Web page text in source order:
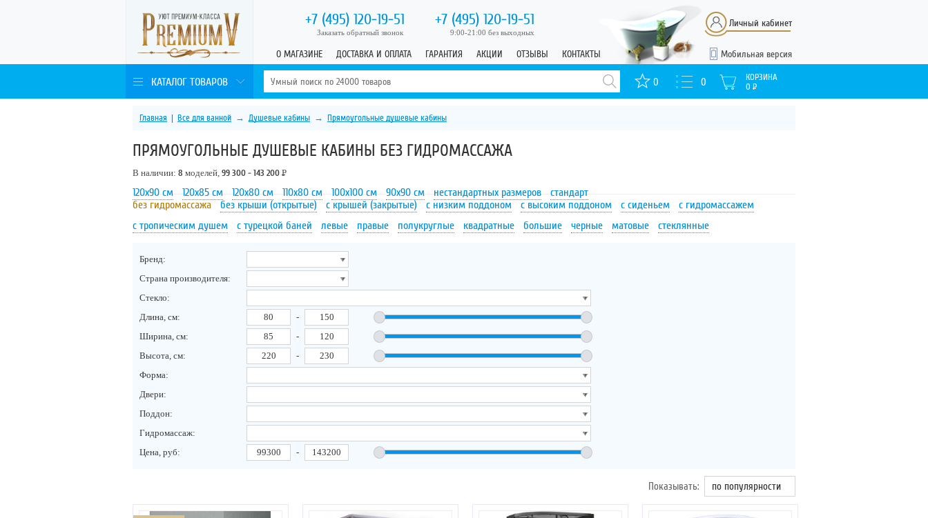
+7 (495) 120-19-51 +7 (495) 120-19-51
Заказать обратный звонок 9:00-21:00 без выходных
О МАГАЗИНЕ ДОСТАВКА И ОПЛАТА ГАРАНТИЯ АКЦИИ ОТЗЫВЫ КОНТАКТЫ Мобильная версия
Личный кабинет
КАТАЛОГ ТОВАРОВ 0 0
КОРЗИНА
0 Р
Главная | Все для ванной → Душевые кабины → Прямоугольные душевые кабины
ПРЯМОУГОЛЬНЫЕ ДУШЕВЫЕ КАБИНЫ БЕЗ ГИДРОМАССАЖА
В наличии: 8 моделей, 99 300 - 143 200 Р
120х90 см 120х85 см 120х80 см 110х80 см 100х100 см 90х90 см нестандартных размеров
стандарт
без гидромассажа
без крыши (открытые) с крышей (закрытые) с низким поддоном с высоким поддоном с сиденьем
с гидромассажем
с тропическим душем
с турецкой баней левые правые полукруглые квадратные большие черные матовые стеклянные
Бренд:
Страна производителя:
Стекло:
Длина, см:
-
Ширина, см:
-
Высота, см:
-
Форма:
Двери:
Поддон:
Гидромассаж:
Цена, руб:
-
Показывать: по популярности